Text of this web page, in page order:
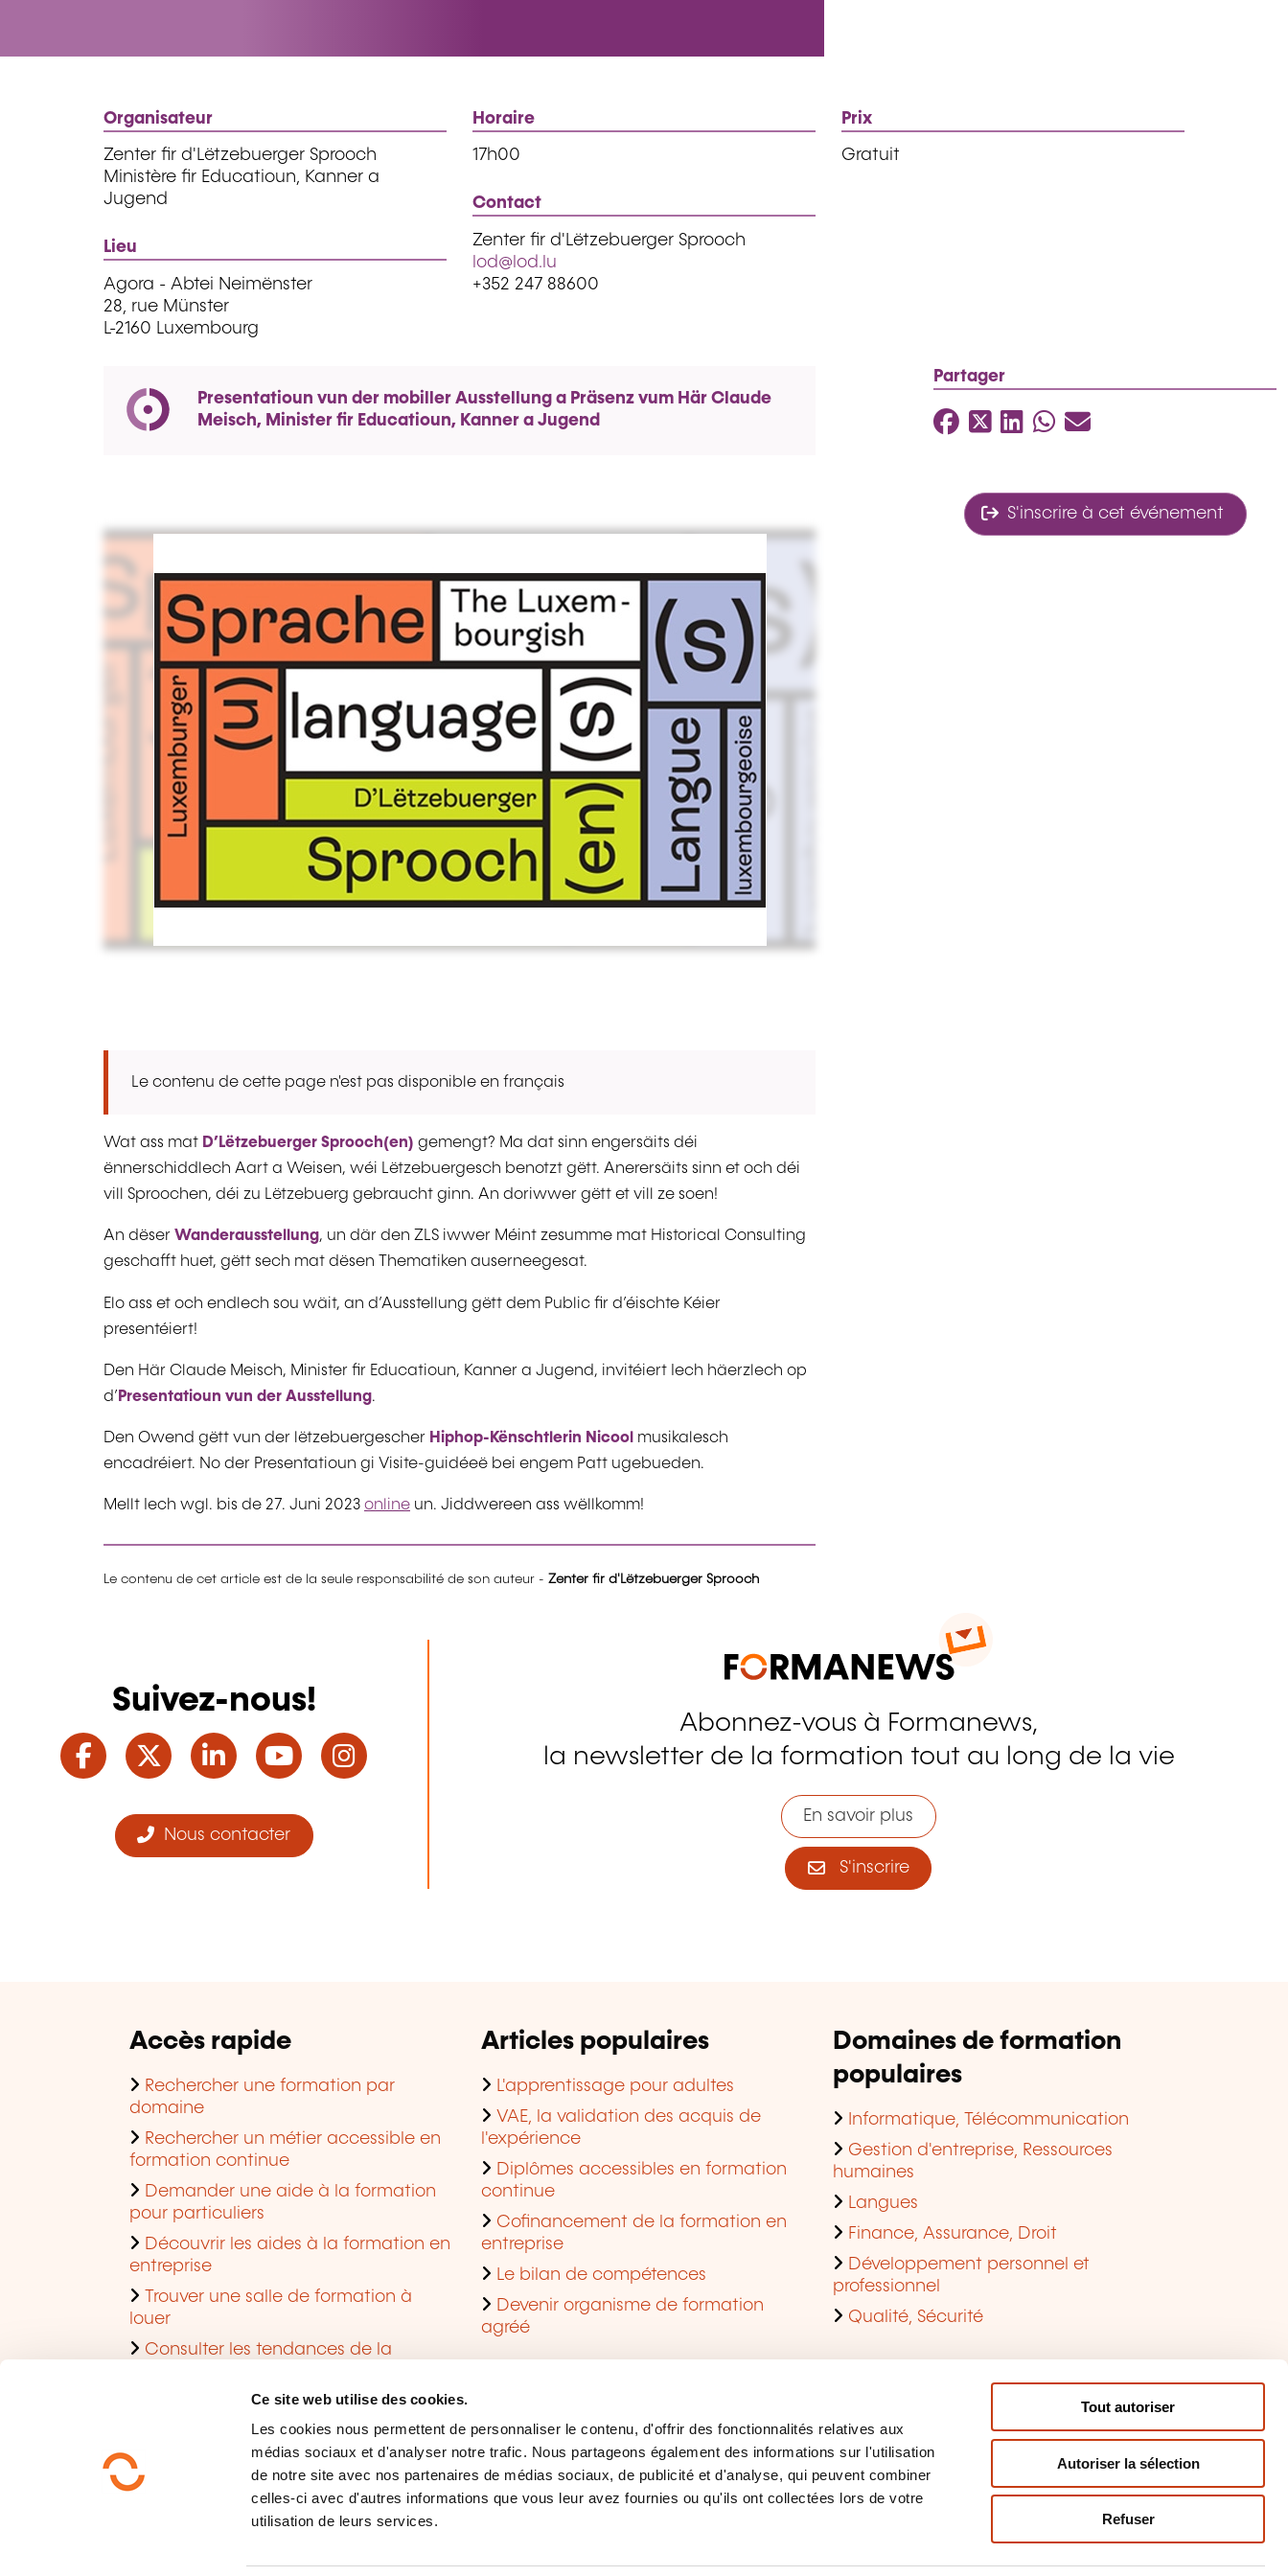
Ce site web utilise des cookies.
Les cookies nous permettent de personnaliser le contenu, d'offrir des fonctionnalités relatives aux
médias sociaux et d'analyser notre trafic. Nous partageons également des informations sur l'utilisation
de notre site avec nos partenaires de médias sociaux, de publicité et d'analyse, qui peuvent combiner
celles-ci avec d'autres informations que vous leur avez fournies ou qu'ils ont collectées lors de votre
utilisation de leurs services.
Tout autoriser
Autoriser la sélection
Refuser
Organisateur
Zenter fir d'Lëtzebuerger Sprooch
Ministère fir Educatioun, Kanner a
Jugend
Lieu
Agora - Abtei Neimënster
28, rue Münster
L-2160 Luxembourg
Horaire
17h00
Contact
Zenter fir d'Lëtzebuerger Sprooch
lod@lod.lu
+352 247 88600
Prix
Gratuit
Presentatioun vun der mobiller Ausstellung a Präsenz vum Här Claude
Meisch, Minister fir Educatioun, Kanner a Jugend
Le contenu de cette page n'est pas disponible en français
Wat ass mat D’Lëtzebuerger Sprooch(en) gemengt? Ma dat sinn engersäits déi
ënnerschiddlech Aart a Weisen, wéi Lëtzebuergesch benotzt gëtt. Anerersäits sinn et och déi
vill Sproochen, déi zu Lëtzebuerg gebraucht ginn. An doriwwer gëtt et vill ze soen!
An dëser Wanderausstellung, un där den ZLS iwwer Méint zesumme mat Historical Consulting
geschafft huet, gëtt sech mat dësen Thematiken auserneegesat.
Elo ass et och endlech sou wäit, an d’Ausstellung gëtt dem Public fir d’éischte Kéier
presentéiert!
Den Här Claude Meisch, Minister fir Educatioun, Kanner a Jugend, invitéiert Iech häerzlech op
d’ Presentatioun vun der Ausstellung.
Den Owend gëtt vun der lëtzebuergescher Hiphop-Kënschtlerin Nicool musikalesch
encadréiert. No der Presentatioun gi Visite-guidéeë bei engem Patt ugebueden.
Mellt Iech wgl. bis de 27. Juni 2023 online un. Jiddwereen ass wëllkomm!
Le contenu de cet article est de la seule responsabilité de son auteur - Zenter fir d'Lëtzebuerger Sprooch
Partager
Facebook
Twitter
LinkedIn
WhatsApp
Mail
S'inscrire à cet événement
Suivez-nous!
Facebook
TwitterLinkedInYouTube
Nous contacter
Abonnez-vous à Formanews,
la newsletter de la formation tout au long de la vie
En savoir plus
S'inscrire
Accès rapide
Rechercher une formation par
domaine
Rechercher un métier accessible en
formation continue
Demander une aide à la formation
pour particuliers
Découvrir les aides à la formation en
entreprise
Trouver une salle de formation à
louer
Consulter les tendances de la
Articles populaires
L'apprentissage pour adultes
VAE, la validation des acquis de
l'expérience
Diplômes accessibles en formation
continue
Cofinancement de la formation en
entreprise
Le bilan de compétences
Devenir organisme de formation
agréé
Domaines de formation
populaires
Informatique, Télécommunication
Gestion d'entreprise, Ressources
humaines
Langues
Finance, Assurance, Droit
Développement personnel et
professionnel
Qualité, Sécurité